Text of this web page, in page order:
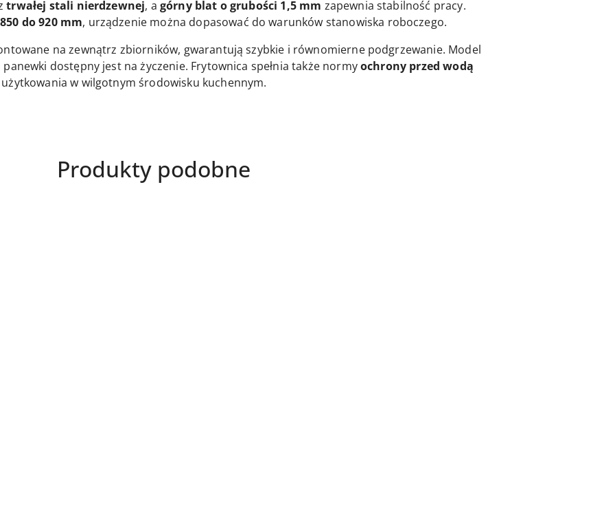
trwałej stali nierdzewnej, a górny blat o grubości 1,5 mm zapewnia stabilność pracy.
do 920 mm, urządzenie można dopasować do warunków stanowiska roboczego.
na zewnątrz zbiorników, gwarantują szybkie i równomierne podgrzewanie. Model
dostępny jest na życzenie. Frytownica spełnia także normyochrony przed wodą
w wilgotnym środowisku kuchennym.
Produkty
Produkty podobne